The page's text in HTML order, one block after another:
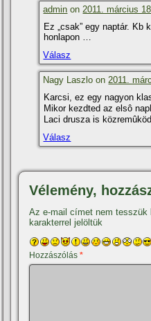
admin on2011. március
Ez „csak” egy naptár. Kb
honlapon …
Válasz
Nagy Laszlo on2011.
Karcsi, ez egy nagyon
Mikor kezdted az elsô
Laci drusza is
Válasz
Vélemény,
Az e-mail címet nem tesszük
karakterrel jelöltük
Hozzászólás*